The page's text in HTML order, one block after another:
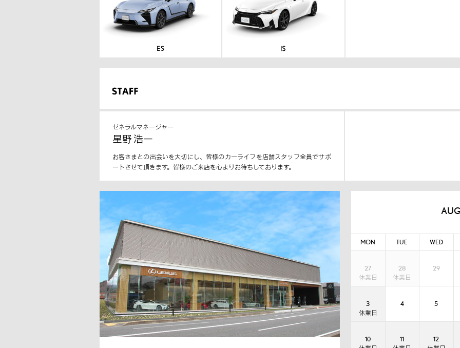
ゼネラルマネージャー
星野 浩一
お客さまとの出会いを大切にし、皆様のカーライフを店舗スタッフ全員でサポ
ートさせて頂きます。皆様のご来店を心よりお待ちしております。
MON TUE WED
27 28 29
3 4 5
10 11 12